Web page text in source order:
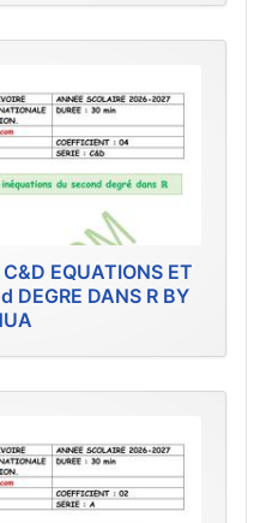
EQUATIONS ET
DEGRE DANS R BY